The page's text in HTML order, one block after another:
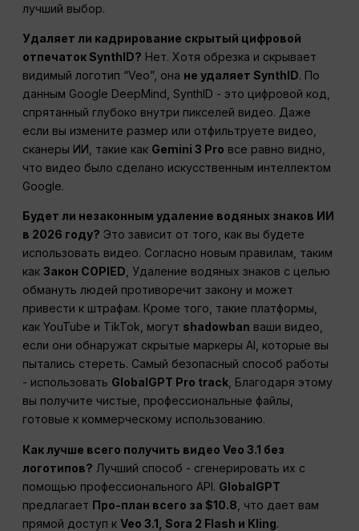
лучший выбор.
Удаляет ли кадрирование скрытый цифровой
отпечаток SynthID? Нет. Хотя обрезка и скрывает
видимый логотип “Veo”, она не удаляет SynthID. По
данным Google DeepMind, SynthID - это цифровой код,
спрятанный глубоко внутри пикселей видео. Даже
если вы измените размер или отфильтруете видео,
сканеры ИИ, такие как Gemini 3 Pro все равно видно,
что видео было сделано искусственным интеллектом
Google.
Будет ли незаконным удаление водяных знаков ИИ
в 2026 году? Это зависит от того, как вы будете
использовать видео. Согласно новым правилам, таким
какЗакон COPIED, Удаление водяных знаков с целью
обмануть людей противоречит закону и может
привести к штрафам. Кроме того, такие платформы,
как YouTube и TikTok, могут shadowban ваши видео,
если они обнаружат скрытые маркеры AI, которые вы
пытались стереть. Самый безопасный способ работы
- использовать GlobalGPT Pro track, Благодаря этому
вы получите чистые, профессиональные файлы,
готовые к коммерческому использованию.
Как лучше всего получить видео Veo 3.1 без
логотипов? Лучший способ - сгенерировать их с
помощью профессионального API. GlobalGPT
предлагает Про-план всего за $10.8 , что дает вам
прямой доступ кVeo 3.1, Sora 2 Flash и Kling.